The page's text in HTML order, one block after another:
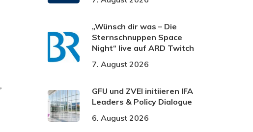
„Wünsch dir was – Die
Sternschnuppen Space
Night“ live auf ARD Twitch
7. August 2026
GFU und ZVEI initiieren IFA
Leaders & Policy Dialogue
6. August 2026